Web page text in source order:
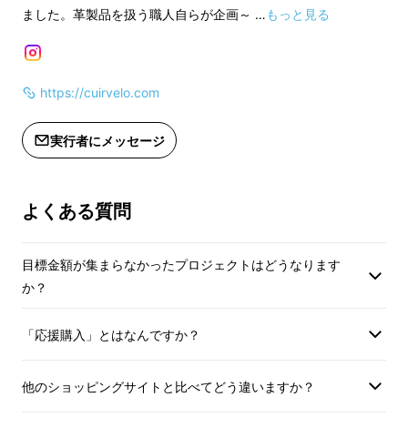
記載のあるインボイスが必要な場合
直接お問合せください）
ました。革製品を扱う職人自らが企画～ …もっと見る
https://cuirvelo.com
実行者にメッセージ
よくある質問
目標金額が集まらなかったプロジェクトはどうなります
か？
「応援購入」とはなんですか？
他のショッピングサイトと比べてどう違いますか？